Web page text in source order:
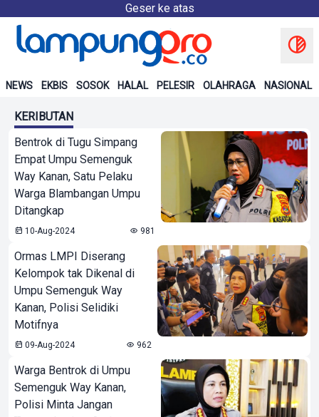
Geser ke atas
NEWS EKBIS SOSOK HALAL PELESIR OLAHRAGA NASIONAL
KERIBUTAN
Bentrok di Tugu Simpang
Empat Umpu Semenguk
Way Kanan, Satu Pelaku
Warga Blambangan Umpu
Ditangkap
10-Aug-2024 981
Ormas LMPI Diserang
Kelompok tak Dikenal di
Umpu Semenguk Way
Kanan, Polisi Selidiki
Motifnya
09-Aug-2024 962
Warga Bentrok di Umpu
Semenguk Way Kanan,
Polisi Minta Jangan